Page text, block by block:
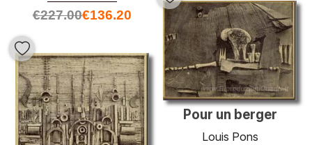
€227.00€136.20
Pour un berger
Louis Pons